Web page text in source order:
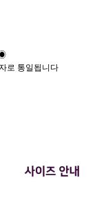
로 통일됩니다